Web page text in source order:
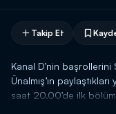
Takip Et
Kanal D’nin
Ünalmış’ın
saat 20.00’de ilk